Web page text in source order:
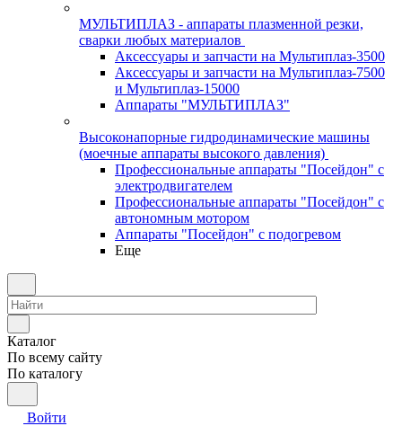
МУЛЬТИПЛАЗ - аппараты плазменной резки,
сварки любых материалов
Аксессуары и запчасти на Мультиплаз-3500
Аксессуары и запчасти на Мультиплаз-7500
и Мультиплаз-15000
Аппараты "МУЛЬТИПЛАЗ"
Высоконапорные гидродинамические машины
(моечные аппараты высокого давления)
Профессиональные аппараты "Посейдон" с
электродвигателем
Профессиональные аппараты "Посейдон" с
автономным мотором
Аппараты "Посейдон" с подогревом
Еще
Каталог
По всему сайту
По каталогу
Войти